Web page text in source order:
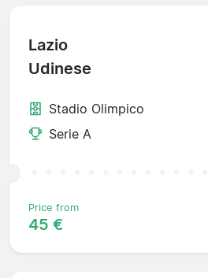
Lazio
Udinese
Stadio Olimpico
Serie A
Price from
45 €